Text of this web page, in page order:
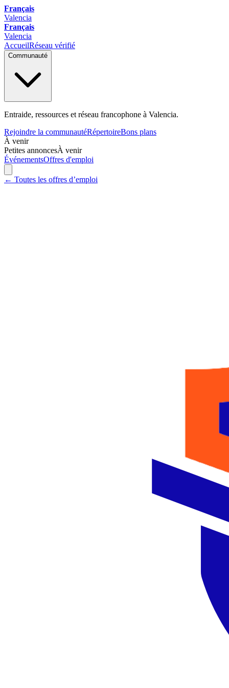
Français
Valencia
Français
Valencia
AccueilRéseau vérifié
Communauté
Entraide, ressources et réseau francophone à Valencia.
Rejoindre la communautéRépertoireBons plans
À venir
Petites annoncesÀ venir
ÉvénementsOffres d'emploi
← Toutes les offres d’emploi